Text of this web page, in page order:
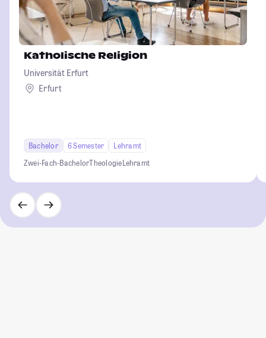
Katholische Religion
Universität Erfurt
Erfurt
Bachelor 6 Semester
Lehramt
Zwei-Fach-BachelorTheologieLehramt